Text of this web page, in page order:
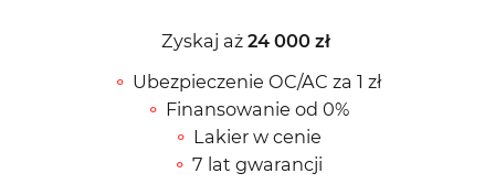
Zyskaj aż 24 000 zł
Ubezpieczenie OC/AC za 1 zł
Finansowanie od 0%
Lakier w cenie
7 lat gwarancji